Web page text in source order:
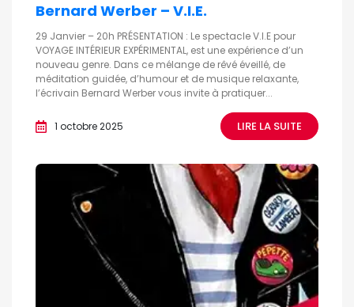
Bernard Werber – V.I.E.
29 Janvier – 20h PRÉSENTATION : Le spectacle V.I.E pour
VOYAGE INTÉRIEUR EXPÉRIMENTAL, est une expérience d’un
nouveau genre. Dans ce mélange de rêvé éveillé, de
méditation guidée, d’humour et de musique relaxante,
l’écrivain Bernard Werber vous invite à pratiquer...
1 octobre 2025 LIRE LA SUITE